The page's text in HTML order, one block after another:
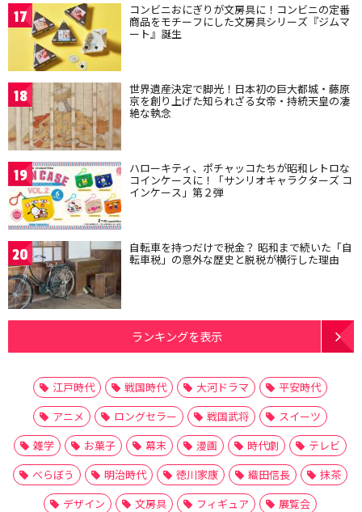
17 コンビニおにぎりが文房具に！コンビニの定番
商品をモチーフにした文房具シリーズ『ジムマ
ート』誕生
18 世界遺産決定で脚光！日本初の巨大都城・藤原
京を創り上げた知られざる女帝・持統天皇の凄
絶な執念
19 ハローキティ、ポチャッコたちが昭和レトロな
コインケースに！「サンリオキャラクターズ コ
インケース」第２弾
20 自転車を持つだけで税金？ 昭和まで続いた「自
転車税」の意外な歴史と脱税が横行した理由
ランキングを表示
江戸時代 戦国時代 大河ドラマ
平安時代
アニメ
ロングセラー 戦国武将
スイーツ
雑学
お菓子 幕末 漫画 時代劇
テレビ
べらぼう
明治時代 徳川家康 織田信長
抹茶
デザイン
文房具 フィギュア
展覧会